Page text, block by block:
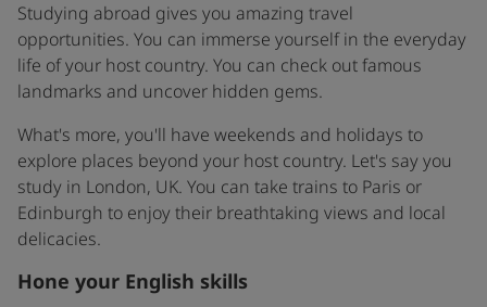
Studying abroad gives you amazing travel
opportunities. You can immerse yourself in the everyday
life of your host country. You can check out famous
landmarks and uncover hidden gems.
What's more, you'll have weekends and holidays to
explore places beyond your host country. Let's say you
study in London, UK. You can take trains to Paris or
Edinburgh to enjoy their breathtaking views and local
delicacies.
Hone your English skills